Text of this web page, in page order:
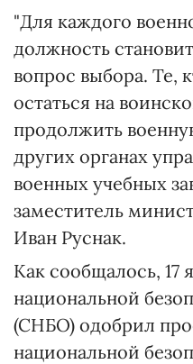
"Для каждого
должность
вопрос выбора. Те,
остаться на
продолжить
других органах
военных учебных
заместитель
Иван Руснак.
Как сообщалось, 17
национальной
(СНБО) одобрил
национальной